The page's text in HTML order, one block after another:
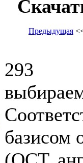
Предыдущая
293
базисом